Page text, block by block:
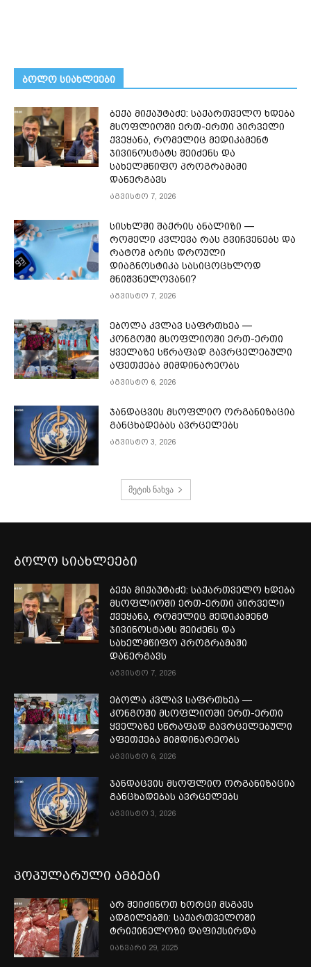
ᲑᲝᲚᲝ ᲡᲘᲐᲮᲚᲔᲔᲑᲘ
ბექა მიქაუტაძე: საქართველო ხდება
მსოფლიოში ერთ-ერთი პირველი
ქვეყანა, რომელიც მედიკამენტ
ჯივინოსტატს შეიძენს და
სახელმწიფო პროგრამაში
დანერგავს
აგვისტო 7, 2026
სისხლში შაქრის ანალიზი —
რომელი კვლევა რას გვიჩვენებს და
რატომ არის დროული
დიაგნოსტიკა სასიცოცხლოდ
მნიშვნელოვანი?
აგვისტო 7, 2026
ებოლა კვლავ საფრთხეა —
კონგოში მსოფლიოში ერთ-ერთი
ყველაზე სწრაფად გავრცელებული
აფეთქება მიმდინარეობს
აგვისტო 6, 2026
ჯანდაცვის მსოფლიო ორგანიზაცია
განცხადებას ავრცელებს
აგვისტო 3, 2026
მეტის ნახვა
ბოლო სიახლეები
ბექა მიქაუტაძე: საქართველო ხდება
მსოფლიოში ერთ-ერთი პირველი
ქვეყანა, რომელიც მედიკამენტ
ჯივინოსტატს შეიძენს და
სახელმწიფო პროგრამაში
დანერგავს
აგვისტო 7, 2026
ებოლა კვლავ საფრთხეა —
კონგოში მსოფლიოში ერთ-ერთი
ყველაზე სწრაფად გავრცელებული
აფეთქება მიმდინარეობს
აგვისტო 6, 2026
ჯანდაცვის მსოფლიო ორგანიზაცია
განცხადებას ავრცელებს
აგვისტო 3, 2026
პოპულარული ამბები
არ შეიძინოთ ხორცი მსგავს
ადგილებში: საქართველოში
ტრიქინელოზი დაფიქსირდა
იანვარი 29, 2025